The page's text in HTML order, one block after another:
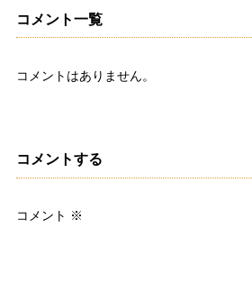
コメント一覧
コメントはありません。
コメントする
コメント ※